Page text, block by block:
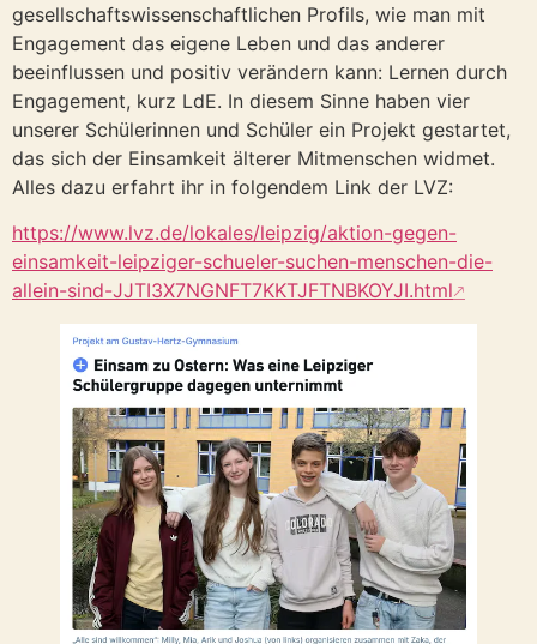
gesellschaftswissenschaftlichen Profils, wie man mit
Engagement das eigene Leben und das anderer
beeinflussen und positiv verändern kann: Lernen durch
Engagement, kurz LdE. In diesem Sinne haben vier
unserer Schülerinnen und Schüler ein Projekt gestartet,
das sich der Einsamkeit älterer Mitmenschen widmet.
Alles dazu erfahrt ihr in folgendem Link der LVZ:
https://www.lvz.de/lokales/leipzig/aktion-gegen-
einsamkeit-leipziger-schueler-suchen-menschen-die-
allein-sind-JJTI3X7NGNFT7KKTJFTNBKOYJI.html